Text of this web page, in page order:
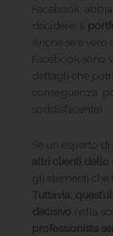
Facebook,
decidere: il
Anche se è
Facebook sono
dettagli che
conseguenza,
soddisfacente).
Se un esperto
altri clienti dello
gli elementi che
Tuttavia,
decisivo nella
professionista